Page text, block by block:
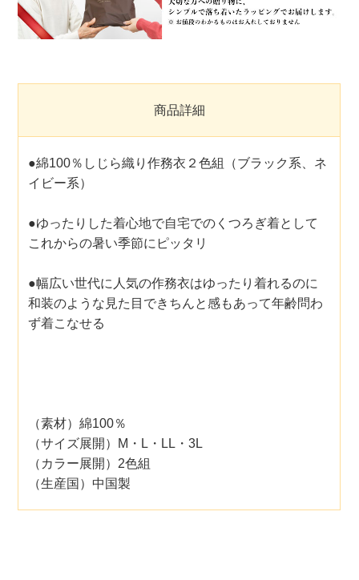
商品詳細
●綿100％しじら織り作務衣２色組（ブラック系、ネ
イビー系）
●ゆったりした着心地で自宅でのくつろぎ着として
これからの暑い季節にピッタリ
●幅広い世代に人気の作務衣はゆったり着れるのに
和装のような見た目できちんと感もあって年齢問わ
ず着こなせる
（素材）綿100％
（サイズ展開）M・L・LL・3L
（カラー展開）2色組
（生産国）中国製